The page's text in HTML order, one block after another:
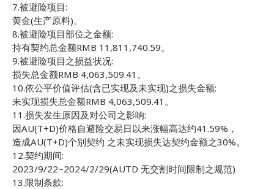
7.被避险项目:
黄金(生产原料)。
8.被避险项目部位之金额:
持有契约总金额RMB 11,811,740.59。
9.被避险项目之损益状况:
损失总金额RMB 4,063,509.41。
10.依公平价值评估(含已实现及未实现)之损失金额:
未实现损失总金额RMB 4,063,509.41。
11.损失发生原因及对公司之影响:
因AU(T+D)价格自避险交易日以来涨幅高达约41.59%，
造成AU(T+D)个别契约 之未实现损失达契约金额之30%。
12.契约期间:
2023/9/22~2024/2/29(AUTD 无交割时间限制之规范)
13.限制条款: